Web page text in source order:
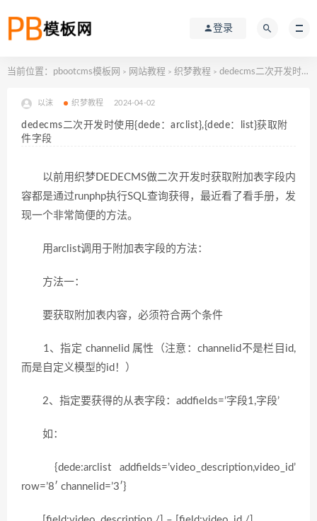
登录
当前位置： pbootcms模板网 > 网站教程 > 织梦教程 > dedecms二次开发时使用{dede：arclist},{dede：list}获取附件字段
以沫 织梦教程 2024-04-02
dedecms二次开发时使用{dede：arclist},{dede：list}获取附
件字段
以前用织梦DEDECMS做二次开发时获取附加表字段内
容都是通过runphp执行SQL查询获得，最近看了看手册，发
现一个非常简便的方法。
用arclist调用于附加表字段的方法：
方法一：
要获取附加表内容，必须符合两个条件
1、指定 channelid 属性（注意：channelid不是栏目id,
而是自定义模型的id！）
2、指定要获得的从表字段：addfields=’字段1,字段’
如：
{dede:arclist addfields=’video_description,video_id’
row=’8′ channelid=’3′}